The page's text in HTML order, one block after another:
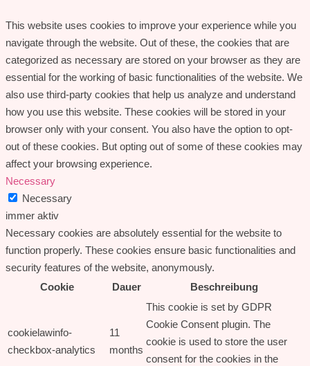
This website uses cookies to improve your experience while you
navigate through the website. Out of these, the cookies that are
categorized as necessary are stored on your browser as they are
essential for the working of basic functionalities of the website. We
also use third-party cookies that help us analyze and understand
how you use this website. These cookies will be stored in your
browser only with your consent. You also have the option to opt-
out of these cookies. But opting out of some of these cookies may
affect your browsing experience.
Necessary
Necessary
immer aktiv
Necessary cookies are absolutely essential for the website to
function properly. These cookies ensure basic functionalities and
security features of the website, anonymously.
Cookie
Dauer Beschreibung
cookielawinfo-
checkbox-analytics
11
months
This cookie is set by GDPR
Cookie Consent plugin. The
cookie is used to store the user
consent for the cookies in the